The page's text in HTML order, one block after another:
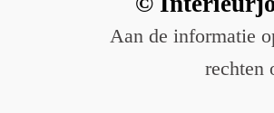
Aan de informatie
rechten